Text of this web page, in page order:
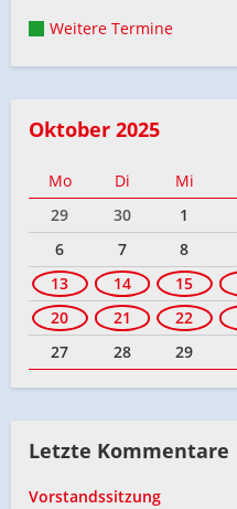
Weitere Termine
Oktober 2025
Mo Di Mi
29
30 1
6
7 8
13
14 15
20
21 22
27
28 29
Letzte Kommentare
Vorstandssitzung